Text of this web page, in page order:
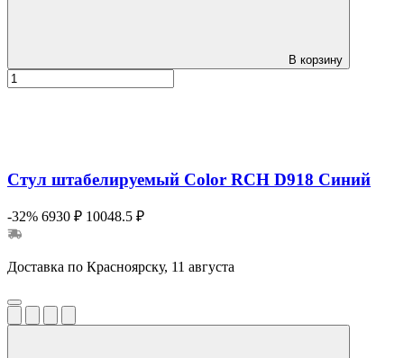
В корзину
Стул штабелируемый Color RCH D918 Синий
-32% 6930 ₽ 10048.5 ₽
Доставка по Красноярску, 11 августа